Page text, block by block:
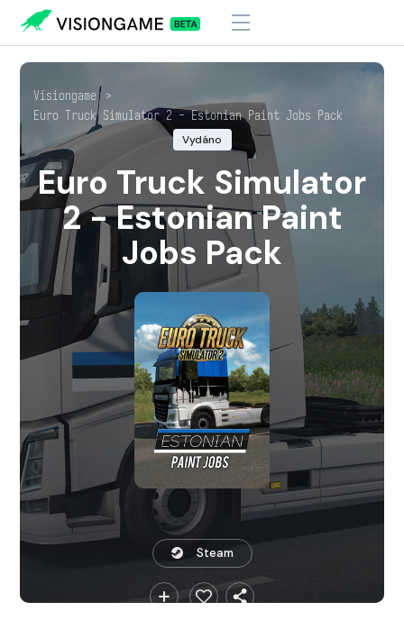
Visiongame
>
Euro Truck Simulator 2 - Estonian Paint Jobs Pack
Vydáno
Euro Truck Simulator
2 - Estonian Paint
Jobs Pack
Steam